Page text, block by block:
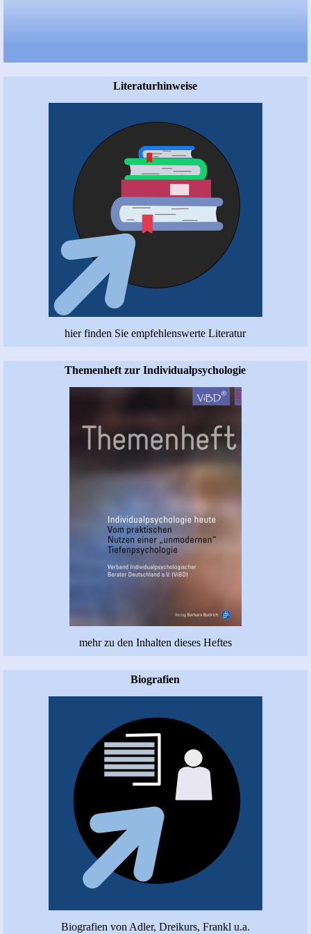
Literaturhinweise
hier finden Sie empfehlenswerte Literatur
Themenheft zur Individualpsychologie
mehr zu den Inhalten dieses Heftes
Biografien
Biografien von Adler, Dreikurs, Frankl u.a.